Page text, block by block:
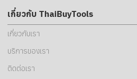
เกี่ยวกับ ThaiBuyTools
เกี่ยวกับเรา
บริการของเรา
ติดต่อเรา